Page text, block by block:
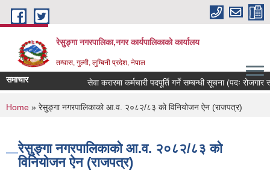
Skip to main content
रेसुङ्गा नगरपालिका,नगर कार्यपालिकाको कार्यालय
तम्घास, गुल्मी, लुम्बिनी प्रदेश, नेपाल
समाचार सेवा करारमा कर्मचारी पदपूर्ति गर्ने सम्बन्धी सूचना (पदः रोजगार
You are here
Home » रेसु्ङ्गा नगरपालिकाको आ.व. २०८२/८३ को विनियोजन ऐन (राजपत्र)
रेसु्ङ्गा नगरपालिकाको आ.व. २०८२/८३ को
विनियोजन ऐन (राजपत्र)